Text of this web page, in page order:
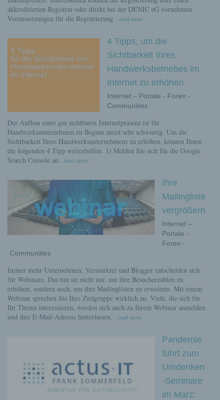
akkreditierten Registrar oder direkt bei der DENIC eG vornehmen.
Voraussetzungen für die Registrierung ...read more
4 Tipps, um die
Sichtbarkeit Ihres
Handwerksbetriebes im
Internet zu erhöhen
Internet – Portale - Foren -
Communities
Der Aufbau einer gut sichtbaren Internetpräsenz ist für
Handwerksunternehmen zu Beginn meist sehr schwierig. Um die
Sichtbarkeit Ihres Handwerksunternehmens zu erhöhen, können Ihnen
die folgenden 4 Tipp weiterhelfen. 1) Melden Sie sich für die Google
Search Console an ...read more
Ihre
Mailingliste
vergrößern
Internet –
Portale -
Foren -
Communities
Immer mehr Unternehmen, Vermarkter und Blogger entscheiden sich
für Webinare. Das tun sie nicht nur, um ihre Besucherzahlen zu
erhöhen, sondern auch, um ihre Mailinglisten zu erweitern. Mit einem
Webinar sprechen Sie Ihre Zielgruppe wirklich an. Viele, die sich für
Ihr Thema interessieren, werden sich auch zu Ihrem Webinar anmelden
und ihre E-Mail-Adresse hinterlassen. ...read more
Pandemie
führt zum
Umdenken
-Seminare
im März: